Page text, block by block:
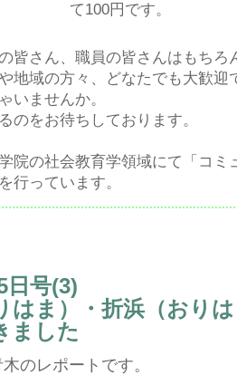
て100円です。
皆さん、職員の皆さんはもちろ
地域の方々、どなたでも大歓迎
いませんか。
のをお待ちしております。
院の社会教育学領域にて「コミ
行っています。
日号(3)
はま）・折浜（おり
ました
のレポートです。